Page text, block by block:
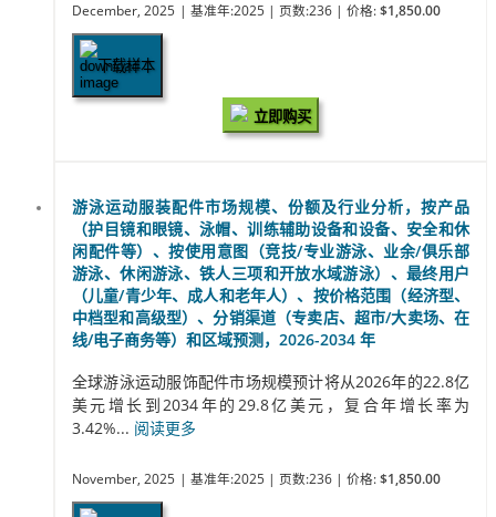
December, 2025 | 基准年:2025 | 页数:236 | 价格: $1,850.00
下载样本
立即购买
游泳运动服装配件市场规模、份额及行业分析，按产品
（护目镜和眼镜、泳帽、训练辅助设备和设备、安全和休
闲配件等）、按使用意图（竞技/专业游泳、业余/俱乐部
游泳、休闲游泳、铁人三项和开放水域游泳）、最终用户
（儿童/青少年、成人和老年人）、按价格范围（经济型、
中档型和高级型）、分销渠道（专卖店、超市/大卖场、在
线/电子商务等）和区域预测，2026-2034 年
全球游泳运动服饰配件市场规模预计将从2026年的22.8亿
美元增长到2034年的29.8亿美元，复合年增长率为
3.42%... 阅读更多
November, 2025 | 基准年:2025 | 页数:236 | 价格: $1,850.00